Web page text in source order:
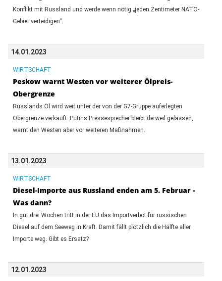
Konflikt mit Russland und werde wenn nötig „jeden Zentimeter NATO-
Gebiet verteidigen“.
14.01.2023
WIRTSCHAFT
Peskow warnt Westen vor weiterer Ölpreis-
Obergrenze
Russlands Öl wird weit unter der von der G7-Gruppe auferlegten
Obergrenze verkauft. Putins Pressesprecher bleibt derweil gelassen,
warnt den Westen aber vor weiteren Maßnahmen.
13.01.2023
WIRTSCHAFT
Diesel-Importe aus Russland enden am 5. Februar -
Was dann?
In gut drei Wochen tritt in der EU das Importverbot für russischen
Diesel auf dem Seeweg in Kraft. Damit fällt plötzlich die Hälfte aller
Importe weg. Gibt es Ersatz?
12.01.2023